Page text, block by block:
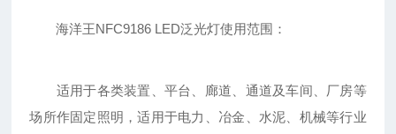
海洋王NFC9186 LED泛光灯使用范围：
适用于各类装置、平台、廊道、通道及车间、厂房等
场所作固定照明，适用于电力、冶金、水泥、机械等行业